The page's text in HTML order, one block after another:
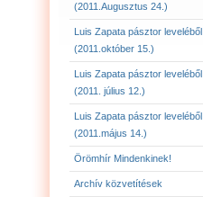
(2011.Augusztus 24.)
Luis Zapata pásztor leveléből
(2011.október 15.)
Luis Zapata pásztor leveléből
(2011. július 12.)
Luis Zapata pásztor leveléből
(2011.május 14.)
Örömhír Mindenkinek!
Archív közvetítések